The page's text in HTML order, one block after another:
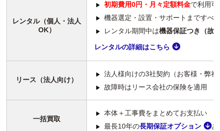
レンタル（個人・法人
OK）
初期費用0円・月々定額料金で利用可
機器選定・設置・サポートまですべ
レンタル期間中は機器保証つき（故
レンタルの詳細はこちら
リース（法人向け）
法人様向けの3社契約（お客様・弊
故障時はリース会社の保険を適用
一括買取
本体＋工事費をまとめてお支払い
最長10年の長期保証オプション あ